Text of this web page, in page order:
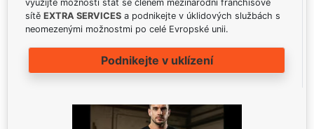
využijte možnosti stát se členem mezinárodní franchisové
sítě EXTRA SERVICES a podnikejte v úklidových službách s
neomezenými možnostmi po celé Evropské unii.
Podnikejte v uklízení